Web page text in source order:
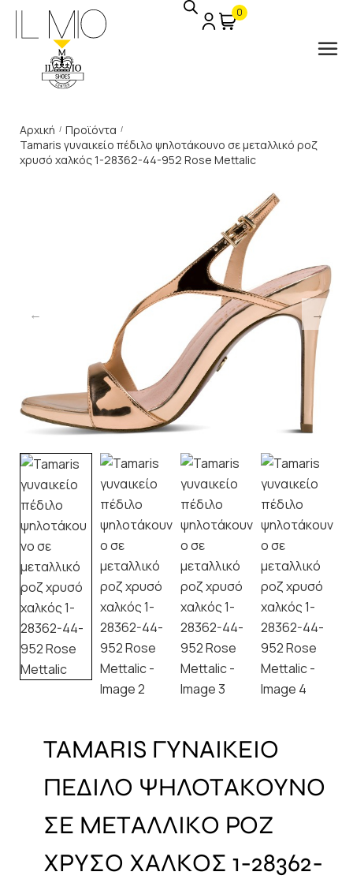
0
Αρχική / Προϊόντα /
Tamaris γυναικείο πέδιλο ψηλοτάκουνο σε μεταλλικό ροζ
χρυσό χαλκός 1-28362-44-952 Rose Mettalic
TAMARIS ΓΥΝΑΙΚΕΙΟ
ΠΕΔΙΛΟ ΨΗΛΟΤΑΚΟΥΝΟ
ΣΕ ΜΕΤΑΛΛΙΚΟ ΡΟΖ
ΧΡΥΣΟ ΧΑΛΚΟΣ 1-28362-